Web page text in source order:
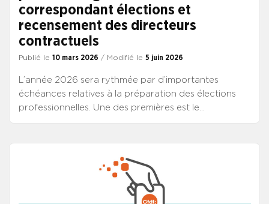
correspondant élections et
recensement des directeurs
contractuels
Publié le 10 mars 2026 / Modifié le 5 juin 2026
L’année 2026 sera rythmée par d’importantes
échéances relatives à la préparation des élections
professionnelles. Une des premières est le